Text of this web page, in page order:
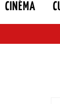
CINÉMA